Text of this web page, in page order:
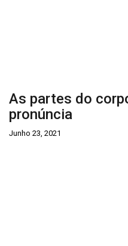
As partes do
pronúncia
Junho 23, 2021